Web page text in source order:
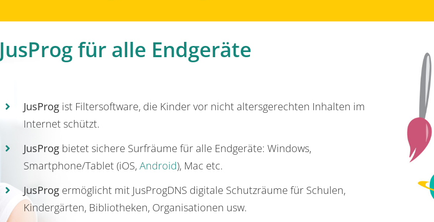
JusProg für alle Endgeräte
JusProgist Filtersoftware, die Kinder vor nicht altersgerechten Inhalten im
Internet schützt.
JusProgbietet sichere Surfräume für alle Endgeräte: Windows,
Smartphone/Tablet (iOS, Android), Mac etc.
JusProg ermöglicht mit JusProgDNS digitale Schutzräume für Schulen,
Kindergärten, Bibliotheken, Organisationen usw.